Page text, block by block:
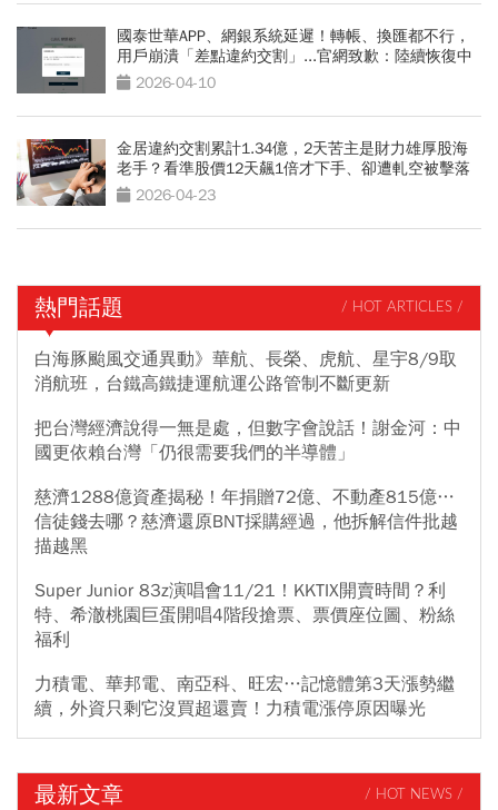
國泰世華APP、網銀系統延遲！轉帳、換匯都不行，
用戶崩潰「差點違約交割」...官網致歉：陸續恢復中
2026-04-10
金居違約交割累計1.34億，2天苦主是財力雄厚股海
老手？看準股價12天飆1倍才下手、卻遭軋空被擊落
2026-04-23
熱門話題 / HOT ARTICLES /
白海豚颱風交通異動》華航、長榮、虎航、星宇8/9取
消航班，台鐵高鐵捷運航運公路管制不斷更新
把台灣經濟說得一無是處，但數字會說話！謝金河：中
國更依賴台灣「仍很需要我們的半導體」
慈濟1288億資產揭秘！年捐贈72億、不動產815億…
信徒錢去哪？慈濟還原BNT採購經過，他拆解信件批越
描越黑
Super Junior 83z演唱會11/21！KKTIX開賣時間？利
特、希澈桃園巨蛋開唱4階段搶票、票價座位圖、粉絲
福利
力積電、華邦電、南亞科、旺宏…記憶體第3天漲勢繼
續，外資只剩它沒買超還賣！力積電漲停原因曝光
最新文章 / HOT NEWS /